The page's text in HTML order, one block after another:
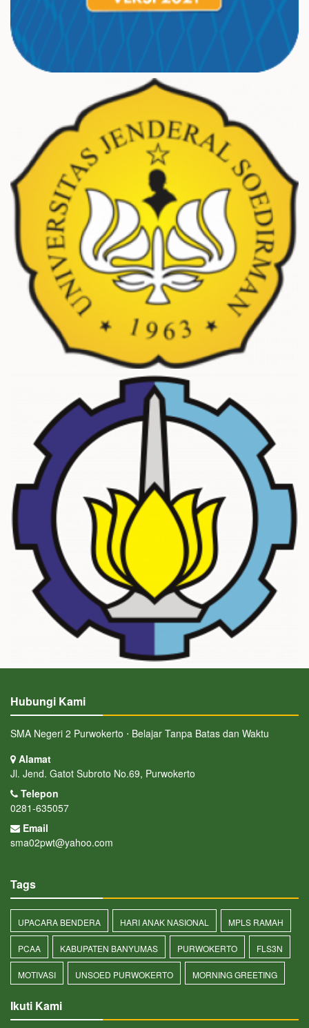
Hubungi Kami
SMA Negeri 2 Purwokerto ⋅ Belajar Tanpa Batas dan Waktu
Alamat
Jl. Jend. Gatot Subroto No.69, Purwokerto
Telepon
0281-635057
Email
sma02pwt@yahoo.com
Tags
UPACARA BENDERA HARI ANAK NASIONAL MPLS RAMAH
PCAA KABUPATEN BANYUMAS PURWOKERTO FLS3N
MOTIVASI UNSOED PURWOKERTO MORNING GREETING
Ikuti Kami